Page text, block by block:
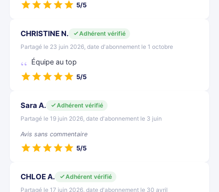
5/5
CHRISTINE N.
Adhérent vérifié
Partagé le 23 juin 2026, date d'abonnement le 1 octobre
Équipe au top
5/5
Sara A.
Adhérent vérifié
Partagé le 19 juin 2026, date d'abonnement le 3 juin
Avis sans commentaire
5/5
CHLOE A.
Adhérent vérifié
Partagé le 17 juin 2026, date d'abonnement le 30 avril